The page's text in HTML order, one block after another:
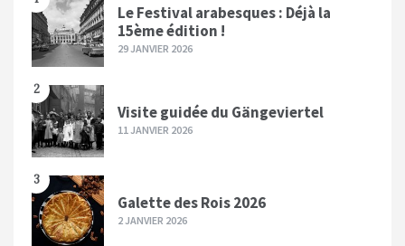
Le Festival arabesques : Déjà la
15ème édition !
29 JANVIER 2026
2
Visite guidée du Gängeviertel
11 JANVIER 2026
3
Galette des Rois 2026
2 JANVIER 2026